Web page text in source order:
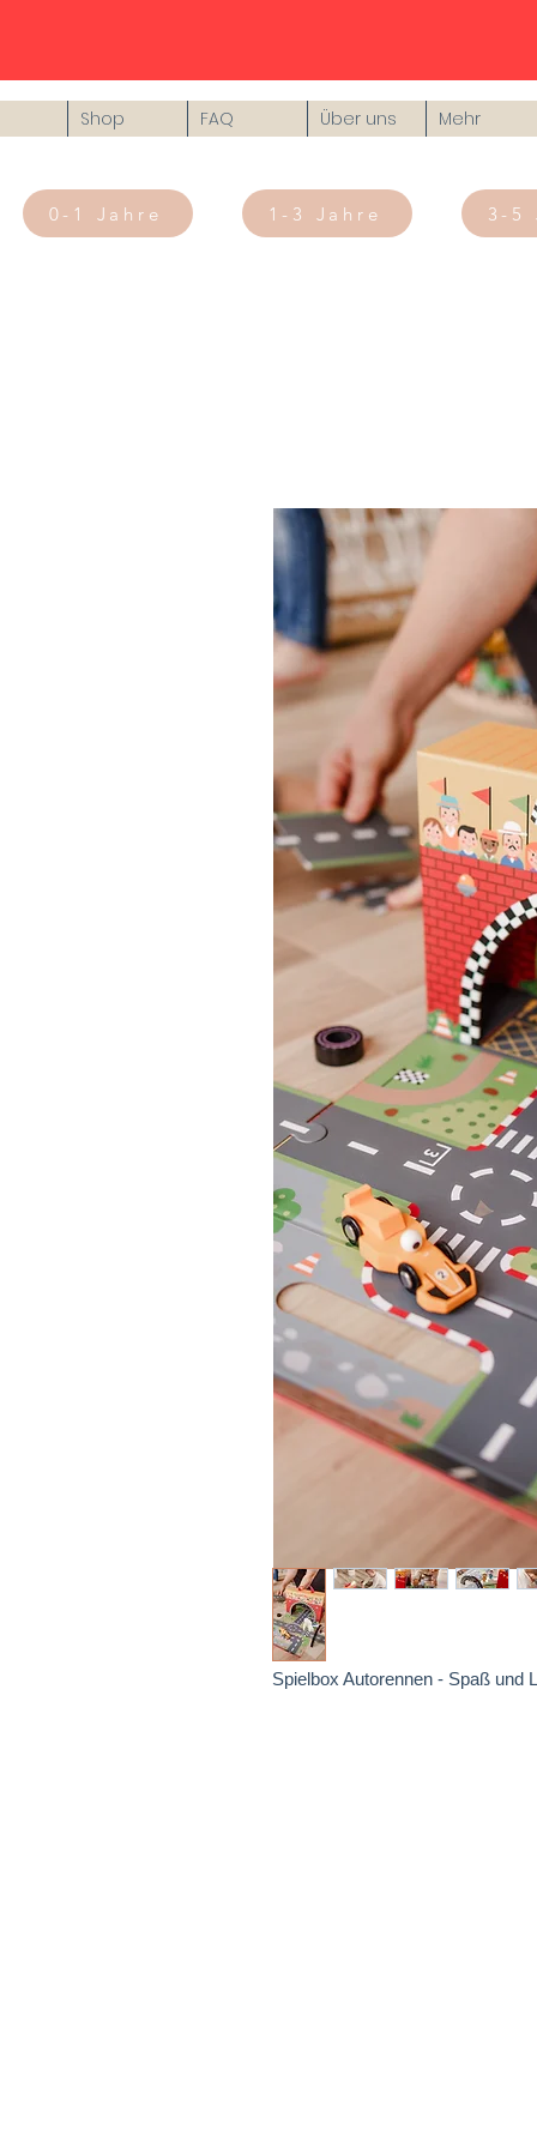
Shop FAQ Über uns Mehr
0-1 Jahre 1-3 Jahre 3-5
Spielbox Autorennen - Spaß und